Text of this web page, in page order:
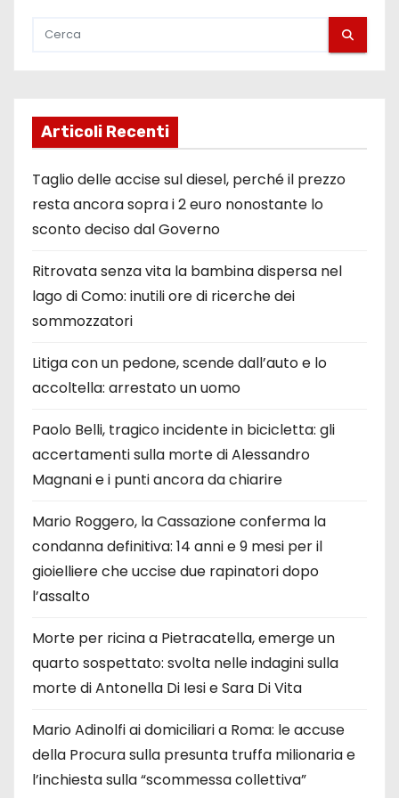
Articoli Recenti
Taglio delle accise sul diesel, perché il prezzo
resta ancora sopra i 2 euro nonostante lo
sconto deciso dal Governo
Ritrovata senza vita la bambina dispersa nel
lago di Como: inutili ore di ricerche dei
sommozzatori
Litiga con un pedone, scende dall’auto e lo
accoltella: arrestato un uomo
Paolo Belli, tragico incidente in bicicletta: gli
accertamenti sulla morte di Alessandro
Magnani e i punti ancora da chiarire
Mario Roggero, la Cassazione conferma la
condanna definitiva: 14 anni e 9 mesi per il
gioielliere che uccise due rapinatori dopo
l’assalto
Morte per ricina a Pietracatella, emerge un
quarto sospettato: svolta nelle indagini sulla
morte di Antonella Di Iesi e Sara Di Vita
Mario Adinolfi ai domiciliari a Roma: le accuse
della Procura sulla presunta truffa milionaria e
l’inchiesta sulla “scommessa collettiva”